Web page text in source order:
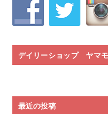
デイリーショップ ヤマ
最近の投稿